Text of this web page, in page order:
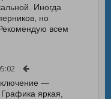
Иногда
но
всем
—
яркая,